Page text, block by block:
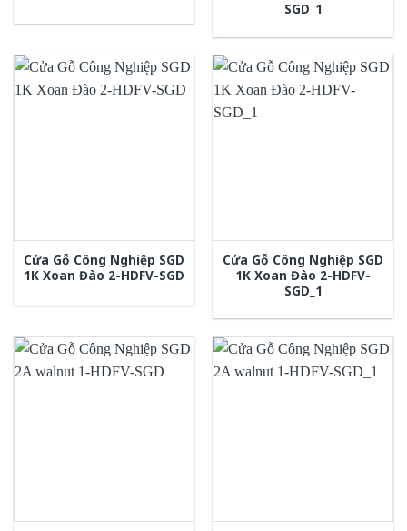
SGD_1
Cửa Gỗ Công Nghiệp SGD
1K Xoan Đào 2-HDFV-SGD
Cửa Gỗ Công Nghiệp SGD
1K Xoan Đào 2-HDFV-
SGD_1